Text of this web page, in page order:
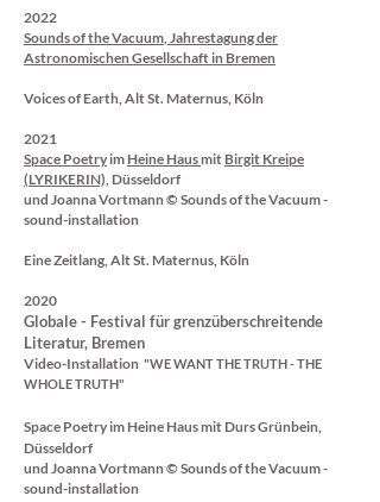
2022
Sounds of the Vacuum, Jahrestagung der
Astronomischen Gesellschaft in Bremen
Voices of Earth,Alt St. Maternus, Köln
2021
Space Poetryim Heine Hausmit Birgit Kreipe
(LYRIKERIN), Düsseldorf
und Joanna Vortmann © Sounds of the Vacuum -
sound-installation
Eine Zeitlang, Alt St. Maternus, Köln
2020
Globale - Festival für grenzüberschreitende
Literatur, Bremen​
Video-Installation "WE WANT THE TRUTH - THE
WHOLE TRUTH"
Space Poetry im Heine Haus mit Durs Grünbein,
Düsseldorf
und Joanna Vortmann © Sounds of the Vacuum -
sound-installation